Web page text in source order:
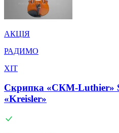
АКЦІЯ
РАДИМО
ХІТ
Скрипка «СКМ-Luthier»
«Kreisler»